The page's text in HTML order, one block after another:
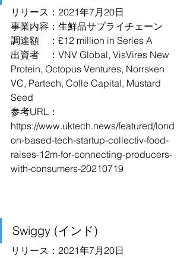
リリース：2021年7月20日
事業内容：生鮮品サプライチェーン
調達額　：£12 million in Series A
出資者　：VNV Global, VisVires New
Protein, Octopus Ventures, Norrsken
VC, Partech, Colle Capital, Mustard
Seed
参考URL：
https://www.uktech.news/featured/lond
on-based-tech-startup-collectiv-food-
raises-12m-for-connecting-producers-
with-consumers-20210719
Swiggy (インド)
リリース：2021年7月20日